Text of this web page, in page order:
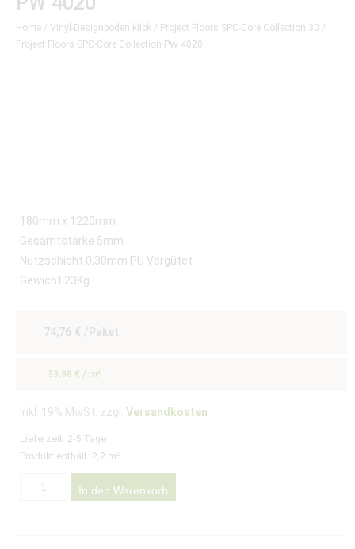
Home / Vinyl-Designboden klick / Project Floors SPC-Core Collection 30 /
Project Floors SPC-Core Collection PW 4020
180mm x 1220mm
Gesamtstärke 5mm
Nutzschicht 0,30mm PU Vergütet
Gewicht 23Kg
74,76 € /Paket
33,98 € / m²
Inkl. 19% MwSt. zzgl. Versandkosten
Lieferzeit: 2-5 Tage
Produkt enthält: 2,2 m²
In den Warenkorb